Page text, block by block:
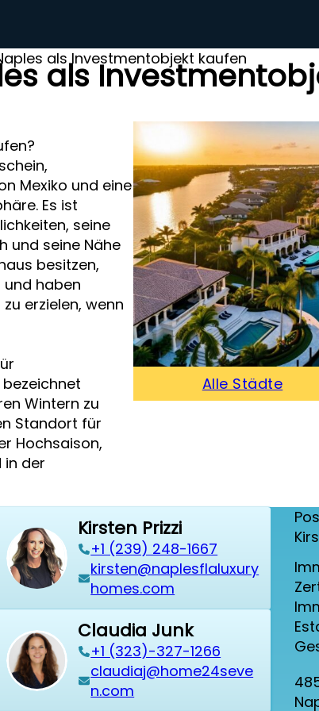
als Investmentobjekt kaufen
als
Mexiko und eine
Es ist
seine
und seine Nähe
besitzen,
und haben
erzielen, wenn
Wintern zu
Standort für
Hochsaison,
in der
Alle Städte
Kirsten Prizzi
‭+1 (239) 248-1667‬
kirsten@naplesflaluxury
homes.com
Claudia Junk
+1 (323)-327-1266
claudiaj@home24seve
n.com